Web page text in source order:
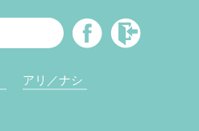
アリ／ナシ